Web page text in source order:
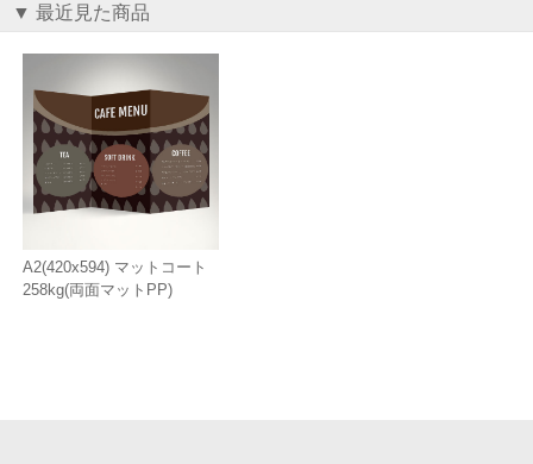
▼ 最近見た商品
A2(420x594) マットコート
258kg(両面マットPP)